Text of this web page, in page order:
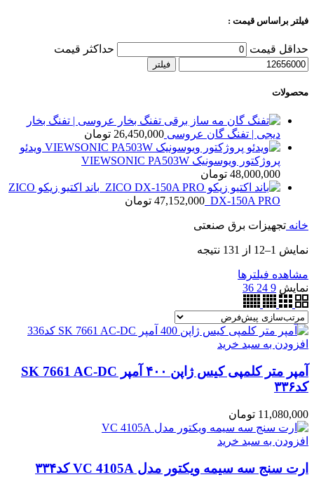
فیلتر براساس قیمت :
حداقل قیمت حداکثر قیمت
فیلتر
محصولات
تفنگ بخار عروسی | تفنگ بخار
دیجی | تفنگ گان عروسی 26,450,000 تومان
ویدئو
پروژکتور ویوسونیک VIEWSONIC PA503W
48,000,000 تومان
باند اکتیو زیکو ZICO
DX-150A PRO
47,152,000 تومان
خانه تجهیزات برق صنعتی
نمایش 1–12 از 131 نتیجه
مشاهده فیلترها
نمایش 9
24
36
افزودن به سبد خرید
آمپر متر کلمپی کیس ژاپن ۴۰۰ آمپر SK 7661 AC-DC
کد۳۳۶
11,080,000 تومان
افزودن به سبد خرید
ارت سنج سه سیمه ویکتور مدل VC 4105A کد۳۳۴